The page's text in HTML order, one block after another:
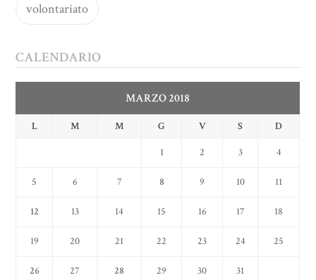
volontariato
CALENDARIO
MARZO 2018
L M M G V S D
1 2 3 4
5 6 7 8 9 10 11
12 13 14 15 16 17 18
19 20 21 22 23 24 25
26 27 28 29 30 31